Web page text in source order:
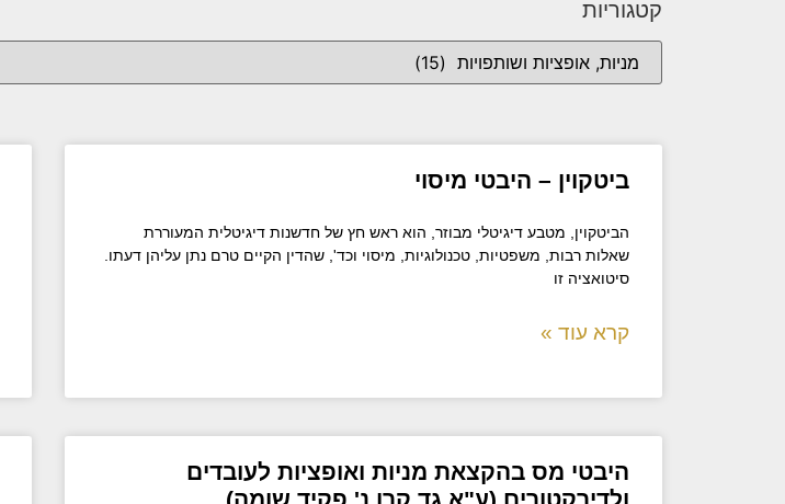
קטגוריות
ביטקוין – היבטי מיסוי
הביטקוין, מטבע דיגיטלי מבוזר, הוא ראש חץ של חדשנות דיגיטלית המעוררת
שאלות רבות, משפטיות, טכנולוגיות, מיסוי וכד', שהדין הקיים טרם נתן עליהן דעתו.
סיטואציה זו
קרא עוד »
היבטי מס בהקצאת מניות ואופציות לעובדים